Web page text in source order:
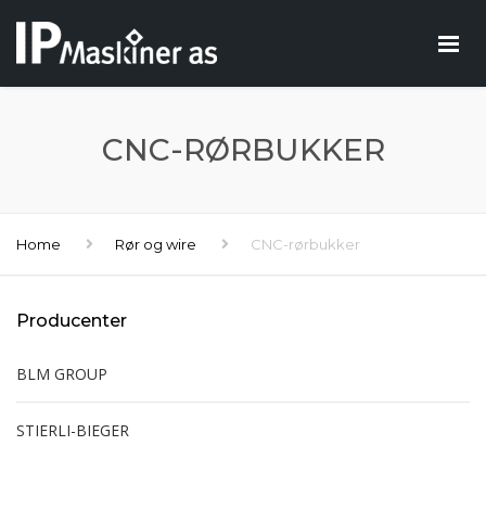
CNC-RØRBUKKER
Home Rør og wire CNC-rørbukker
Producenter
BLM GROUP
STIERLI-BIEGER